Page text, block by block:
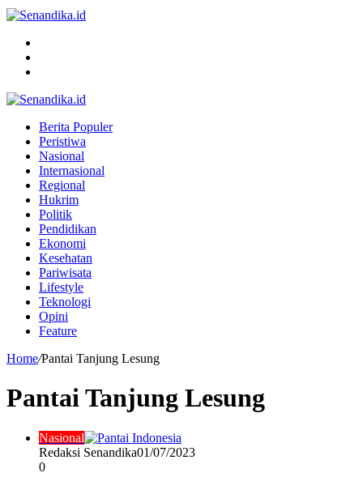
Berita Populer
Peristiwa
Nasional
Internasional
Regional
Hukrim
Politik
Pendidikan
Ekonomi
Kesehatan
Pariwisata
Lifestyle
Teknologi
Opini
Feature
Home/Pantai Tanjung Lesung
Pantai Tanjung Lesung
Nasional
Redaksi Senandika01/07/2023
0